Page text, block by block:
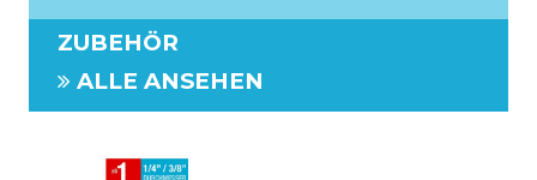
ZUBEHÖR
ALLE ANSEHEN